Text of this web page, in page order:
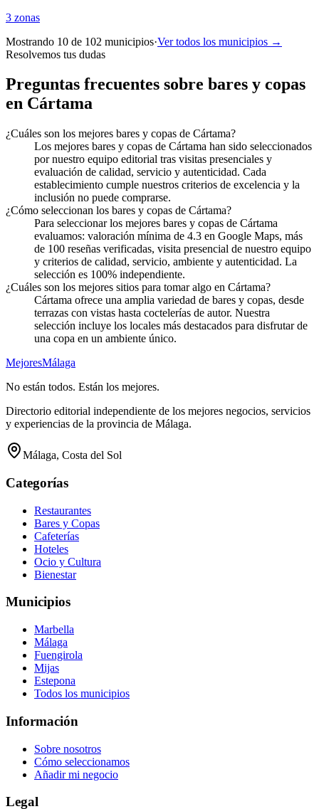
3 zonas
Mostrando 10 de 102 municipios·Ver todos los municipios →
Resolvemos tus dudas
Preguntas frecuentes sobre bares y copas
en Cártama
¿Cuáles son los mejores bares y copas de Cártama?
Los mejores bares y copas de Cártama han sido seleccionados
por nuestro equipo editorial tras visitas presenciales y
evaluación de calidad, servicio y autenticidad. Cada
establecimiento cumple nuestros criterios de excelencia y la
inclusión no puede comprarse.
¿Cómo seleccionan los bares y copas de Cártama?
Para seleccionar los mejores bares y copas de Cártama
evaluamos: valoración mínima de 4.3 en Google Maps, más
de 100 reseñas verificadas, visita presencial de nuestro equipo
y criterios de calidad, servicio, ambiente y autenticidad. La
selección es 100% independiente.
¿Cuáles son los mejores sitios para tomar algo en Cártama?
Cártama ofrece una amplia variedad de bares y copas, desde
terrazas con vistas hasta coctelerías de autor. Nuestra
selección incluye los locales más destacados para disfrutar de
una copa en un ambiente único.
MejoresMálaga
No están todos. Están los mejores.
Directorio editorial independiente de los mejores negocios, servicios
y experiencias de la provincia de Málaga.
Málaga, Costa del Sol
Categorías
Restaurantes
Bares y Copas
Cafeterías
Hoteles
Ocio y Cultura
Bienestar
Municipios
Marbella
Málaga
Fuengirola
Mijas
Estepona
Todos los municipios
Información
Sobre nosotros
Cómo seleccionamos
Añadir mi negocio
Legal